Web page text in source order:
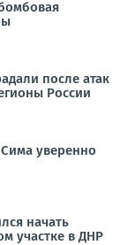
после атак
России
уверенно
начать
участке в ДНР